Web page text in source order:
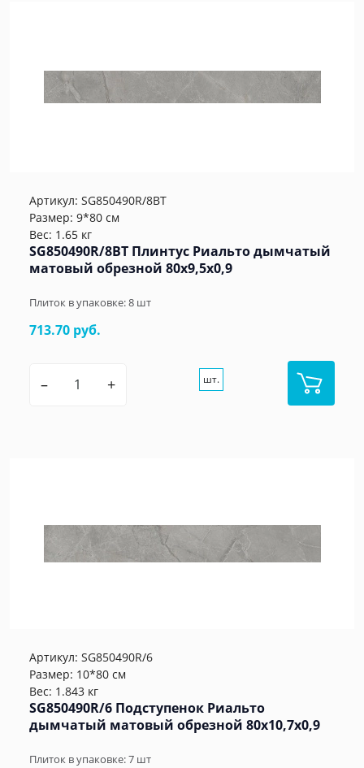
Артикул: SG850490R/8BT
Размер: 9*80 см
Вес: 1.65 кг
SG850490R/8BT Плинтус Риальто дымчатый
матовый обрезной 80x9,5x0,9
Плиток в упаковке:8 шт
713.70 руб.
– + шт.
Артикул: SG850490R/6
Размер: 10*80 см
Вес: 1.843 кг
SG850490R/6 Подступенок Риальто
дымчатый матовый обрезной 80x10,7x0,9
Плиток в упаковке:7 шт